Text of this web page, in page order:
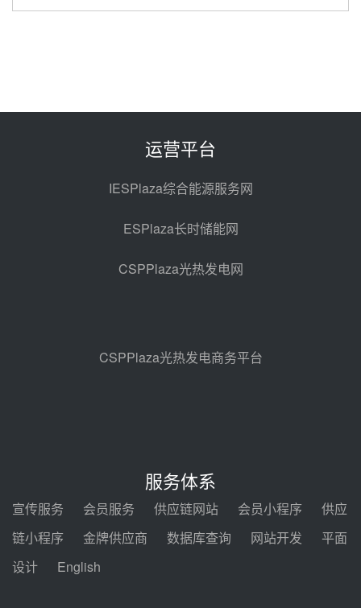
100MW光工程性能试验采购
光热示范电站二列蒸汽发生器设备
亚核阀业中标天山北麓100MW光
热发电工程EPC总承包项目熔盐截
止阀、熔盐三偏心蝶阀采购
08-05 17:15
包项目熔盐介质超声波流量计采购
08-05 17:09
电机组灵活性改造项目三元液态盐
采购合同
迪尔化工预中标华能西安热工院
2026-2029年熔盐介质框架协议
运营平台
IESPlaza综合能源服务网
ESPlaza长时储能网
CSPPlaza光热发电网
CSPPlaza光热发电商务平台
服务体系
宣传服务 会员服务 供应链网站 会员小程序
供应
链小程序
金牌供应商 数据库查询 网站开发
平面
设计
English